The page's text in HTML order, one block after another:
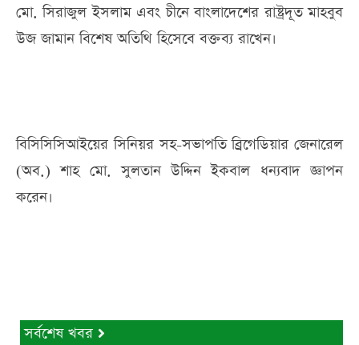
মো. সিরাজুল ইসলাম এবং চীনে বাংলাদেশের রাষ্ট্রদূত মাহবুব
উজ জামান বিশেষ অতিথি হিসেবে বক্তব্য রাখেন।
বিসিসিসিআইয়ের সিনিয়র সহ-সভাপতি ব্রিগেডিয়ার জেনারেল
(অব.) শাহ মো. সুলতান উদ্দিন ইকবাল ধন্যবাদ জ্ঞাপন
করেন।
সর্বশেষ খবর